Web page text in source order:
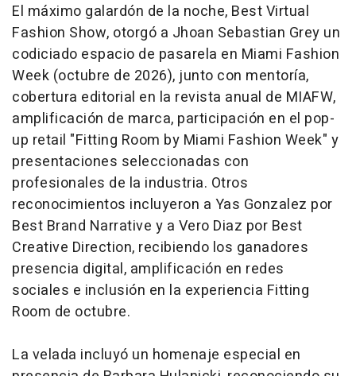
El máximo galardón de la noche, Best Virtual
Fashion Show, otorgó a Jhoan Sebastian Grey un
codiciado espacio de pasarela en Miami Fashion
Week (octubre de 2026), junto con mentoría,
cobertura editorial en la revista anual de MIAFW,
amplificación de marca, participación en el pop-
up retail "Fitting Room by Miami Fashion Week" y
presentaciones seleccionadas con
profesionales de la industria. Otros
reconocimientos incluyeron a Yas Gonzalez por
Best Brand Narrative y a Vero Diaz por Best
Creative Direction, recibiendo los ganadores
presencia digital, amplificación en redes
sociales e inclusión en la experiencia Fitting
Room de octubre.
La velada incluyó un homenaje especial en